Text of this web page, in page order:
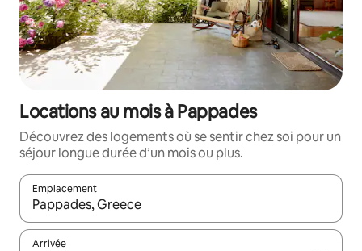
Locations au mois à Pappades
Découvrez des logements où se sentir chez soi pour un
séjour longue durée d’un mois ou plus.
Emplacement
Quand les résultats sont affichés, parcourez-les en utilisant
Arrivée